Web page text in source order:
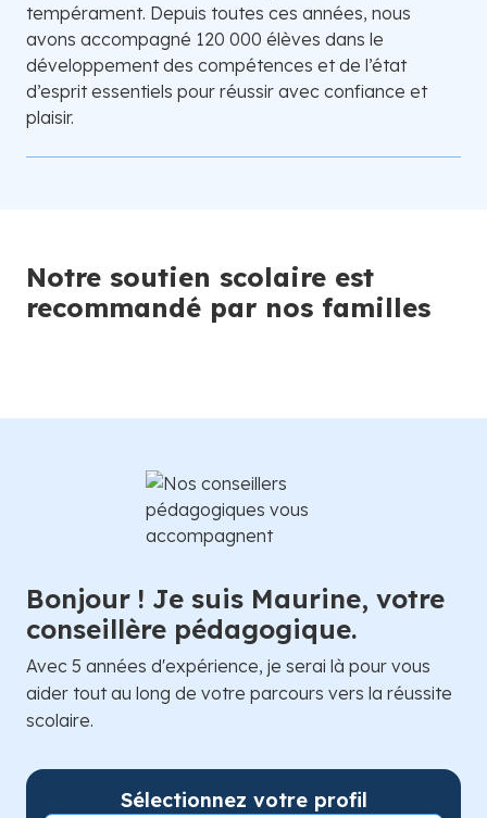
tempérament. Depuis toutes ces années, nous
avons accompagné 120 000 élèves dans le
développement des compétences et de l’état
d’esprit essentiels pour réussir avec confiance et
plaisir.
Notre soutien scolaire est
recommandé par nos familles
Bonjour ! Je suis Maurine, votre
conseillère pédagogique.
Avec 5 années d'expérience, je serai là pour vous
aider tout au long de votre parcours vers la réussite
scolaire.
Sélectionnez votre profil